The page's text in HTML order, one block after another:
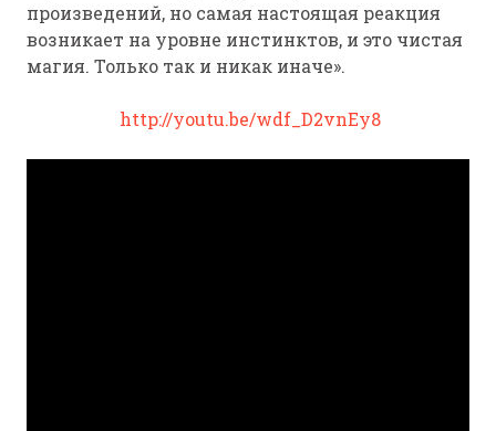
произведений, но самая настоящая реакция
возникает на уровне инстинктов, и это чистая
магия. Только так и никак иначе».
http://youtu.be/wdf_D2vnEy8